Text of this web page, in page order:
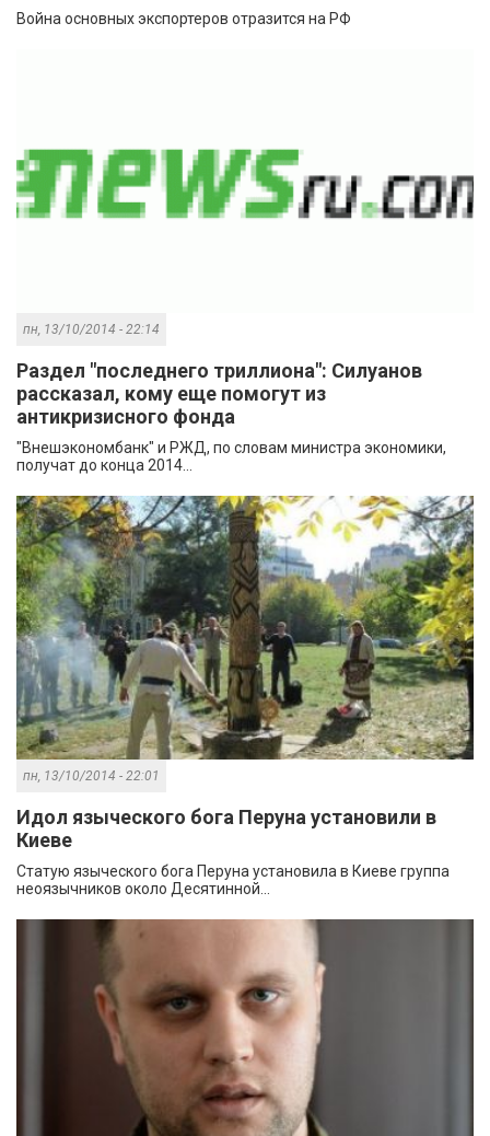
Война основных экспортеров отразится на РФ
пн, 13/10/2014 - 22:14
Раздел "последнего триллиона": Силуанов
рассказал, кому еще помогут из
антикризисного фонда
"Внешэкономбанк" и РЖД, по словам министра экономики,
получат до конца 2014...
пн, 13/10/2014 - 22:01
Идол языческого бога Перуна установили в
Киеве
Статую языческого бога Перуна установила в Киеве группа
неоязычников около Десятинной...